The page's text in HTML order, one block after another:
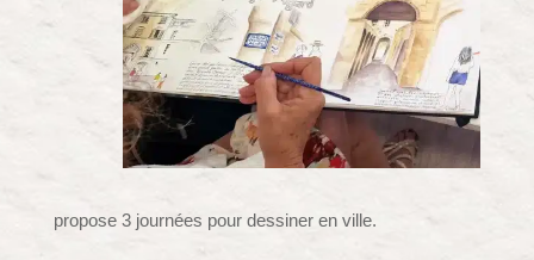
propose 3 journées pour dessiner en ville.